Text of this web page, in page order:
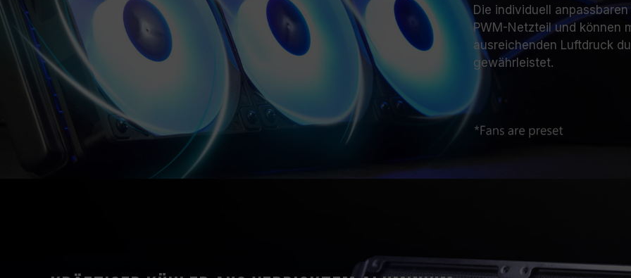
Die individuell anpassbaren
PWM-Netzteil und können
ausreichenden Luftdruck
gewährleistet.